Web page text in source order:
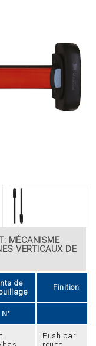
MÉCANISME
VERTICAUX DE
de
Finition
N°
Push bar